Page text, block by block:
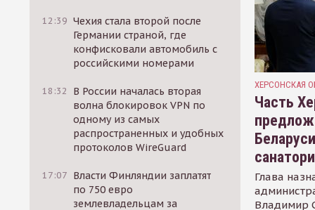
12:39 Чехия стала второй после
Германии страной, где
конфисковали автомобиль с
российскими номерами
18:32
В России началась вторая
волна блокировок VPN по
одному из самых
распространенных и удобных
протоколов WireGuard
17:07 Власти Финляндии заплатят
по 750 евро
землевладельцам за
ХЕРСОНСКАЯ
Часть
Глава
Владимир